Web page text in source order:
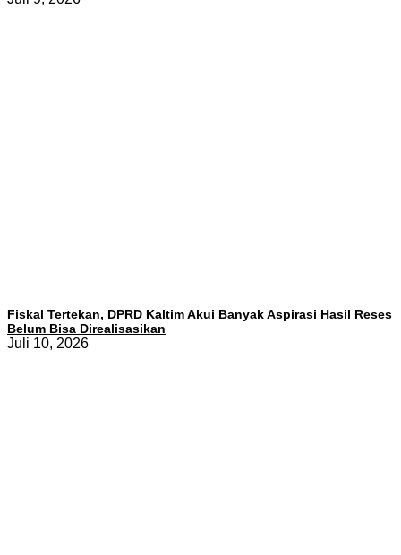
Fiskal Tertekan, DPRD Kaltim Akui Banyak Aspirasi Hasil Reses
Belum Bisa Direalisasikan
Juli 10, 2026